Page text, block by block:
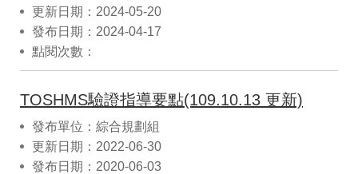
更新日期：2024-05-20
發布日期：2024-04-17
點閱次數：
TOSHMS驗證指導要點(109.10.13 更新)
發布單位：綜合規劃組
更新日期：2022-06-30
發布日期：2020-06-03